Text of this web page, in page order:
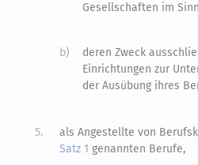
Gesellschaften im
b)
deren Zweck
Einrichtungen zur
der Ausübung ihres
5. als Angestellte von
Satz 1 genannten Berufe,